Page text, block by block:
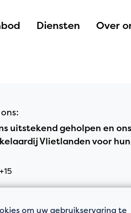
Diensten Over
uitstekend geholpen en
Vlietlanden voor
om uw gebruikservaring te